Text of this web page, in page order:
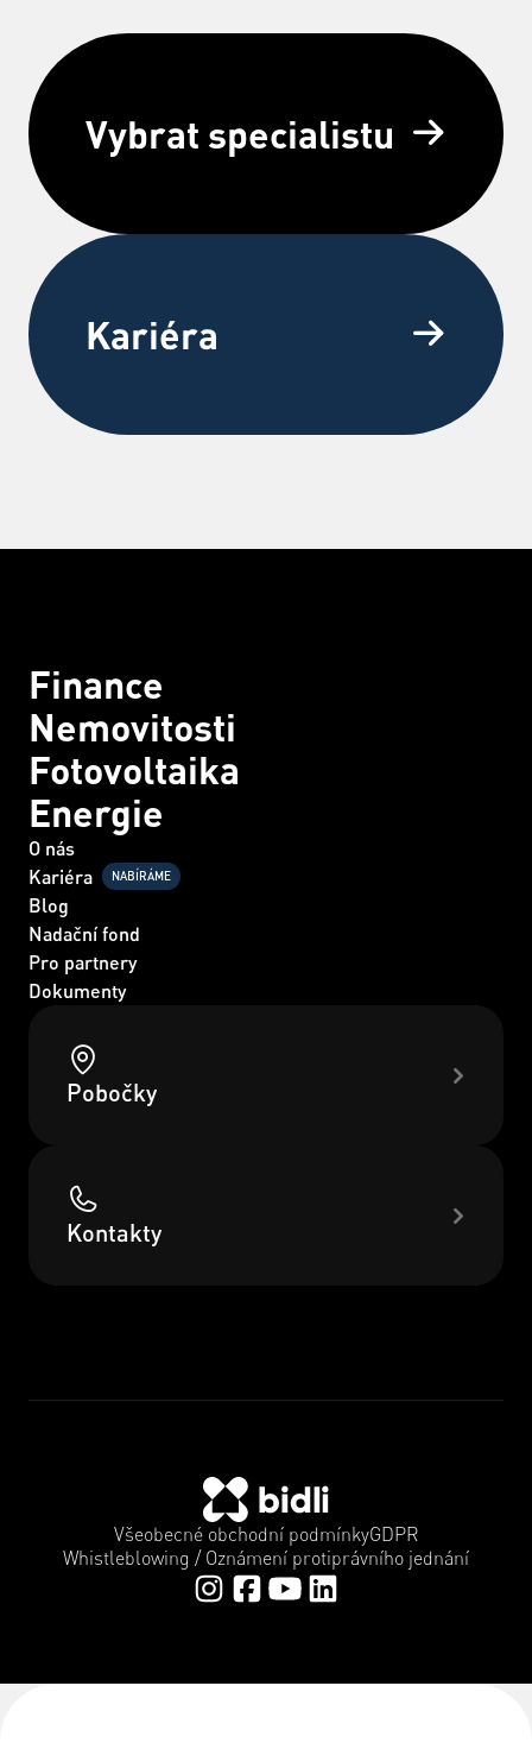
Vybrat specialistu
Kariéra
Finance
Nemovitosti
Fotovoltaika
Energie
O nás
Kariéra
NABÍRÁME
Blog
Nadační fond
Pro partnery
Dokumenty
Pobočky
Kontakty
Všeobecné obchodní podmínkyGDPR
Whistleblowing / Oznámení protiprávního jednání